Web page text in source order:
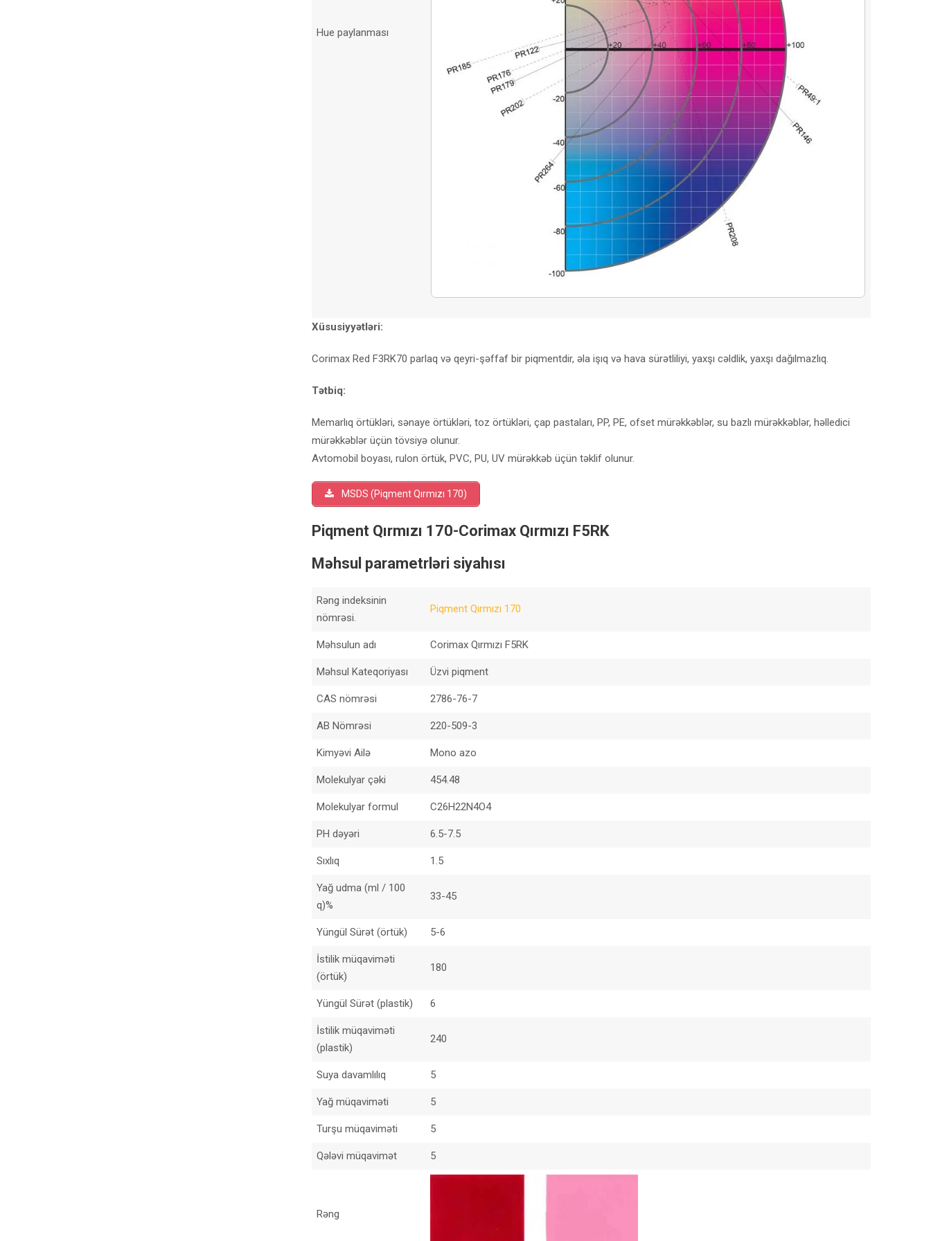
Hue paylanması
Xüsusiyyətləri:
Corimax Red F3RK70 parlaq və qeyri-şəffaf bir piqmentdir, əla işıq və hava sürətliliyi, yaxşı cəldlik, yaxşı dağılmazlıq.
Tətbiq:
Memarlıq örtükləri, sənaye örtükləri, toz örtükləri, çap pastaları, PP, PE, ofset mürəkkəblər, su bazlı mürəkkəblər, həlledici
mürəkkəblər üçün tövsiyə olunur.
Avtomobil boyası, rulon örtük, PVC, PU, UV mürəkkəb üçün təklif olunur.
MSDS (Piqment Qırmızı 170)
Piqment Qırmızı 170-Corimax Qırmızı F5RK
Məhsul parametrləri siyahısı
Rəng indeksinin
nömrəsi.
Piqment Qırmızı 170
Məhsulun adı Corimax Qırmızı F5RK
Məhsul Kateqoriyası Üzvi piqment
CAS nömrəsi 2786-76-7
AB Nömrəsi 220-509-3
Kimyəvi Ailə Mono azo
Molekulyar çəki 454.48
Molekulyar formul C26H22N4O4
PH dəyəri 6.5-7.5
Sıxlıq 1.5
Yağ udma (ml / 100
q)%
33-45
Yüngül Sürət (örtük) 5-6
İstilik müqaviməti
(örtük)
180
Yüngül Sürət (plastik) 6
İstilik müqaviməti
(plastik)
240
Suya davamlılıq 5
Yağ müqaviməti 5
Turşu müqaviməti 5
Qələvi müqavimət 5
Rəng